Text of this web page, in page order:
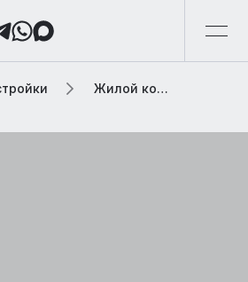
Жилой комплекс insider (инсайдер)